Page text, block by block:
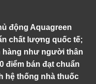
động Aquagreen
chất lượng quốc tế;
hàng như người thân
điểm bán đạt chuẩn
hệ thống nhà thuốc